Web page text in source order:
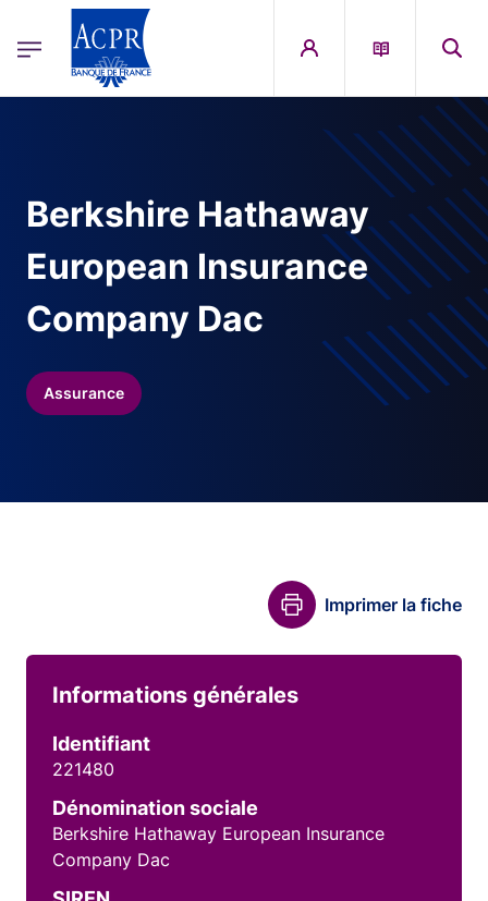
ACPR Menu Principal (French)
Berkshire Hathaway
European Insurance
Company Dac
Assurance
Imprimer la fiche
Informations générales
Identifiant
221480
Dénomination sociale
Berkshire Hathaway European Insurance
Company Dac